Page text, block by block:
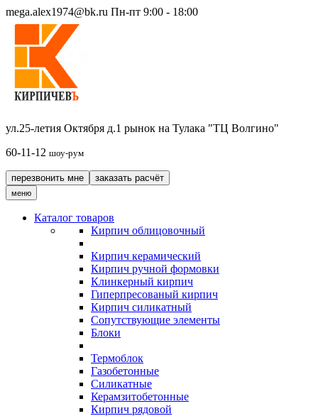
mega.alex1974@bk.ru Пн-пт 9:00 - 18:00
ул.25-летия Октября д.1 рынок на Тулака "ТЦ Волгино"
60-11-12 шоу-рум
перезвонить мне заказать расчёт
меню
Каталог товаров
Кирпич облицовочный
Кирпич керамический
Кирпич ручной формовки
Клинкерный кирпич
Гиперпресованый кирпич
Кирпич силикатный
Сопутствующие элементы
Блоки
Термоблок
Газобетонные
Силикатные
Керамзитобетонные
Кирпич рядовой